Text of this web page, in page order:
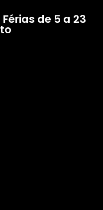
de 5 a 23